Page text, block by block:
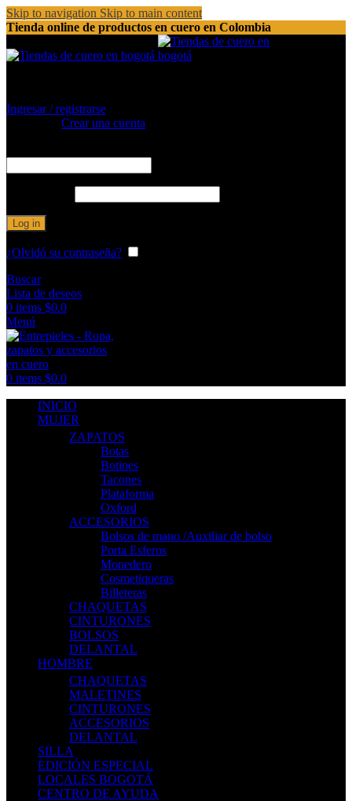
Skip to navigation Skip to main content
Tienda online de productos en cuero en Colombia
Ingresar / registrarse
Crear una cuenta
Log in
¿Olvidó su contraseña?
Buscar
Lista de deseos
0 items $0.0
Menú
0 items $0.0
INICIO
MUJER
ZAPATOS
Botas
Botines
Tacones
Plataforma
Oxford
ACCESORIOS
Bolsos de mano /Auxiliar de bolso
Porta Esferos
Monedero
Cosmetiqueras
Billeteras
CHAQUETAS
CINTURONES
BOLSOS
DELANTAL
HOMBRE
CHAQUETAS
MALETINES
CINTURONES
ACCESORIOS
DELANTAL
SILLA
EDICIÓN ESPECIAL
LOCALES BOGOTÁ
CENTRO DE AYUDA